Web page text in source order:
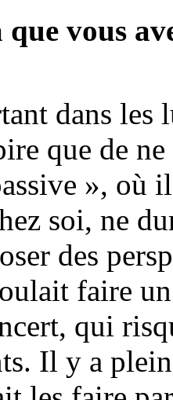
que vous
dans les
que de
», où
soi, ne
des
faire
qui
Il y a